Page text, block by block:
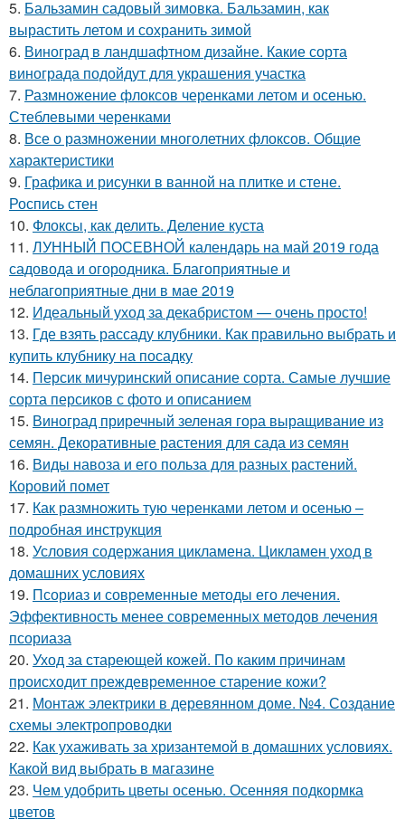
5. Бальзамин садовый зимовка. Бальзамин, как
вырастить летом и сохранить зимой
6. Виноград в ландшафтном дизайне. Какие сорта
винограда подойдут для украшения участка
7. Размножение флоксов черенками летом и осенью.
Стеблевыми черенками
8. Все о размножении многолетних флоксов. Общие
характеристики
9. Графика и рисунки в ванной на плитке и стене.
Роспись стен
10. Флоксы, как делить. Деление куста
11. ЛУННЫЙ ПОСЕВНОЙ календарь на май 2019 года
садовода и огородника. Благоприятные и
неблагоприятные дни в мае 2019
12. Идеальный уход за декабристом — очень просто!
13. Где взять рассаду клубники. Как правильно выбрать и
купить клубнику на посадку
14. Персик мичуринский описание сорта. Самые лучшие
сорта персиков с фото и описанием
15. Виноград приречный зеленая гора выращивание из
семян. Декоративные растения для сада из семян
16. Виды навоза и его польза для разных растений.
Коровий помет
17. Как размножить тую черенками летом и осенью –
подробная инструкция
18. Условия содержания цикламена. Цикламен уход в
домашних условиях
19. Псориаз и современные методы его лечения.
Эффективность менее современных методов лечения
псориаза
20. Уход за стареющей кожей. По каким причинам
происходит преждевременное старение кожи?
21. Монтаж электрики в деревянном доме. №4. Создание
схемы электропроводки
22. Как ухаживать за хризантемой в домашних условиях.
Какой вид выбрать в магазине
23. Чем удобрить цветы осенью. Осенняя подкормка
цветов